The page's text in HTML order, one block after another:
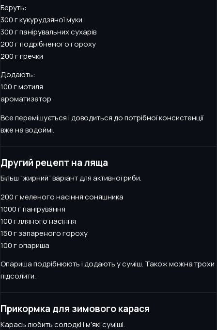
Беруть:
300 г кукурудзяної муки
300 г панірувальних сухарів
200 г подрібненого гороху
200 г гречки
Додають:
100 г мотиля
ароматизатор
Все перемішується і доводиться до потрібної консистенції
вже на водоймі.
Другий рецепт на ляща
Більш “жирний” варіант для активної риби.
200 г меленого насіння соняшника
1000 г панірування
100 г лляного насіння
150 г запареного гороху
100 г опариша
Опариша подрібнюють і додають у суміш. Також можна трохи
підсолити.
Прикормка для зимового карася
Карась любить солодкі і м’які суміші.